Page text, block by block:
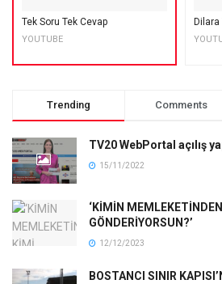
Tek Soru Tek Cevap
YOUTUBE
Trending Comments
TV20 WebPortal açılış
15/11/2022
‘KİMİN
GÖNDERİYORSUN?’
12/12/2023
BOSTANCI SINIR